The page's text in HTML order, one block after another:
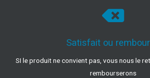
Satisfait ou
SI le produit ne convient pas, vous nous le
rembourserons